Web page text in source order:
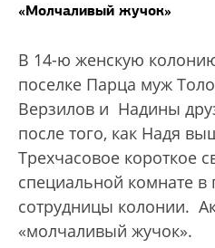
«Молчаливый жучок»
В 14-ю женскую
поселке Парца муж
Верзилов и Надины
после того, как Надя
Трехчасовое короткое
специальной комнате в
сотрудницы колонии.
«молчаливый жучок».